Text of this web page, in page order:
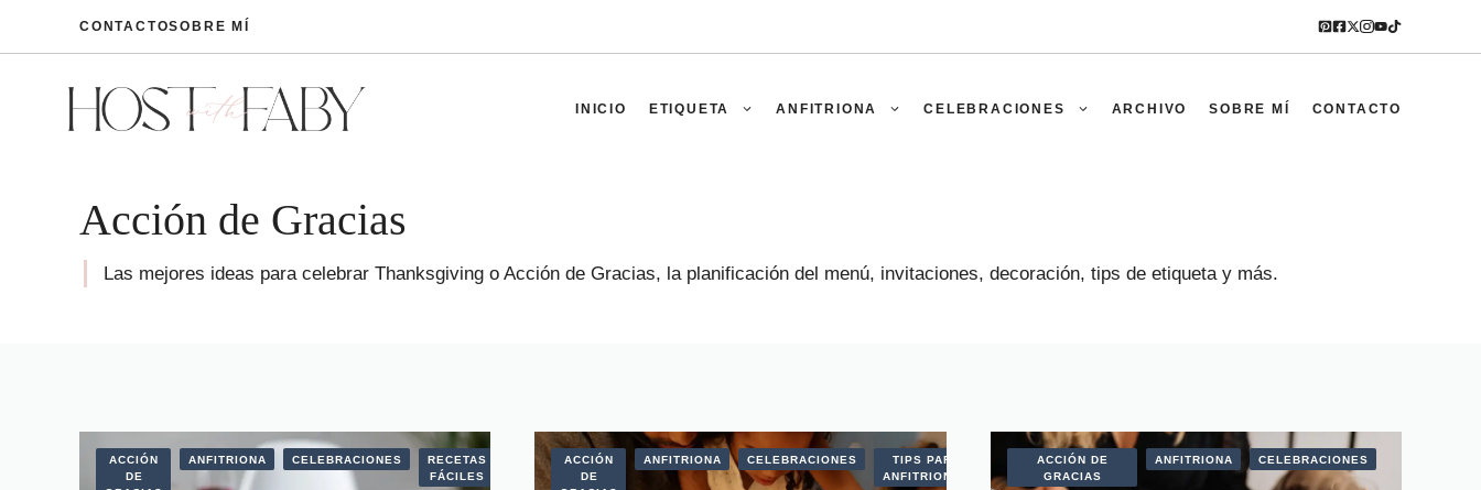
CONTACTOSOBRE MÍ
INICIO ETIQUETA ANFITRIONA CELEBRACIONES ARCHIVO SOBRE MÍ CONTACTO
Acción de Gracias
Las mejores ideas para celebrar Thanksgiving o Acción de Gracias, la planificación del menú, invitaciones, decoración, tips de etiqueta y más.
ACCIÓN
DE
ANFITRIONA CELEBRACIONES
RECETAS
FÁCILES
ACCIÓN
DE
ANFITRIONA CELEBRACIONES
TIPS PARA
ANFITRIONAS
ACCIÓN DE
GRACIAS
ANFITRIONA CELEBRACIONES